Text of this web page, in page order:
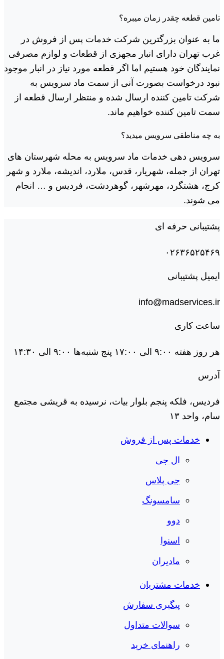
تامین قطعه چقدر زمان میبره؟
ما به عنوان بزرگترین شرکت خدمات پس از فروش در
غرب تهران دارای انبار مجهزی از قطعات و لوازم مصرفی
نمایندگان خود هستیم اما اگر قطعه مورد نیاز در انبار موجود
نبود درخواست بصورت آنی از سمت ماد سرویس به
شرکت تامین کننده ارسال شده و منتظر ارسال قطعه از
سمت تامین کننده خواهیم ماند.
به چه مناطقی سرویس میدید؟
سرویس دهی خدمات ماد سرویس به محله شهرستان های
تهران از جمله، شهریار، قدس، ملارد، اندیشه، ملارد و شهر
کرج، هشتگرد، مهرشهر، گوهردشت، فردیس و … انجام
می شوند.
پشتیبانی حرفه ای
۰۲۶۳۶۵۲۵۴۶۹
ایمیل پشتیبانی
info@madservices.ir
ساعت کاری
هر روز هفته ۹:۰۰ الی ۱۷:۰۰ پنج شنبه‌ها ۹:۰۰ الی ۱۴:۳۰
آدرس
فردیس، فلکه پنجم بلوار بیات، نرسیده به قریشی مجتمع
سام، واحد ۱۳
خدمات پس از فروش
ال جی
جی پلاس
سامسونگ
دوو
اسنوا
مادیران
خدمات مشتریان
پیگیری سفارش
سوالات متداول
راهنمای خرید